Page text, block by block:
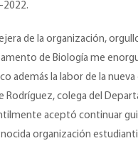
2022.
de la organización,
de Biología me
además la labor de la nueva
Rodríguez, colega del
aceptó continuar
organización